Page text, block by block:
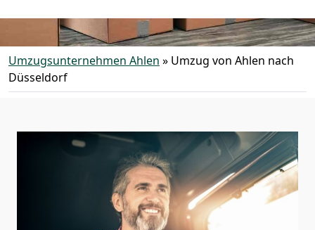
Umzugsunternehmen Ahlen » Umzug von Ahlen nach
Düsseldorf